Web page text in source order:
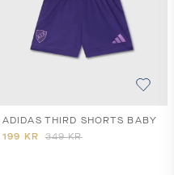
ADIDAS THIRD SHORTS BABY
199 KR 349 KR